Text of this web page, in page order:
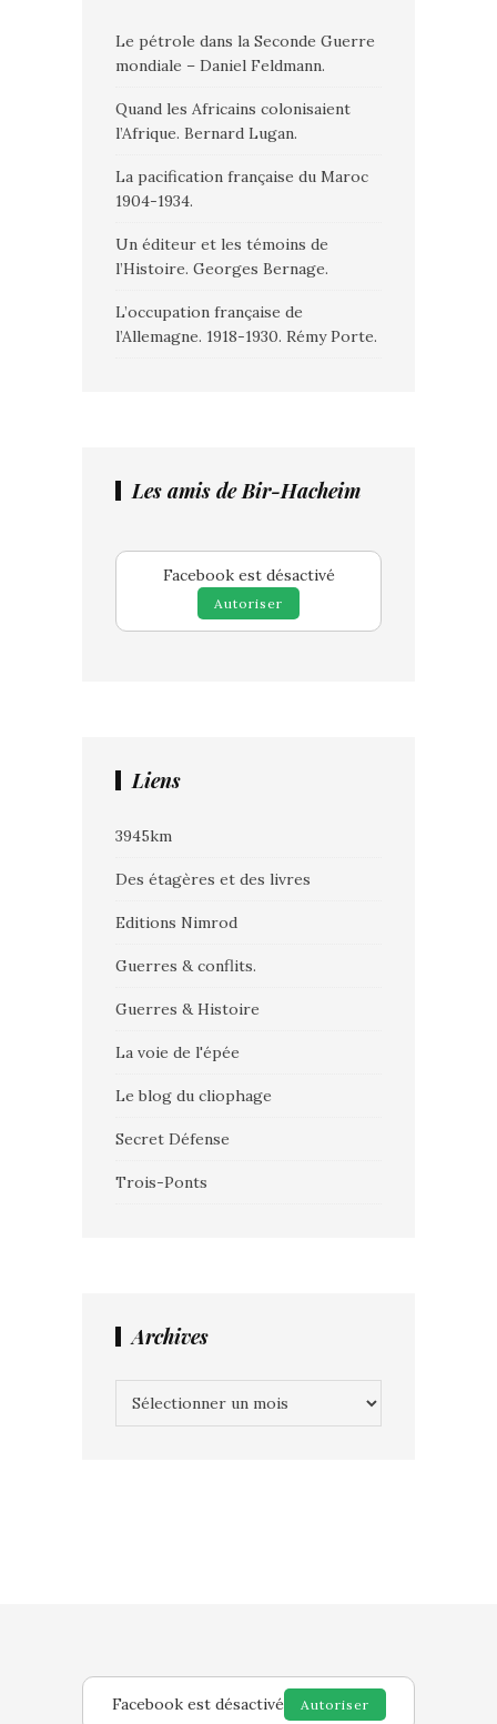
Le pétrole dans la Seconde Guerre
mondiale – Daniel Feldmann.
Quand les Africains colonisaient
l’Afrique. Bernard Lugan.
La pacification française du Maroc
1904-1934.
Un éditeur et les témoins de
l’Histoire. Georges Bernage.
L’occupation française de
l’Allemagne. 1918-1930. Rémy Porte.
Les amis de Bir-Hacheim
Facebook est désactivé
Autoriser
Liens
3945km
Des étagères et des livres
Editions Nimrod
Guerres & conflits.
Guerres & Histoire
La voie de l'épée
Le blog du cliophage
Secret Défense
Trois-Ponts
Archives
Facebook est désactivé Autoriser